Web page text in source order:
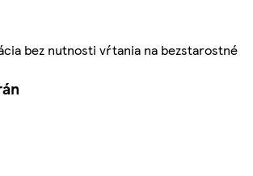
bez nutnosti vŕtania na bezstarostné